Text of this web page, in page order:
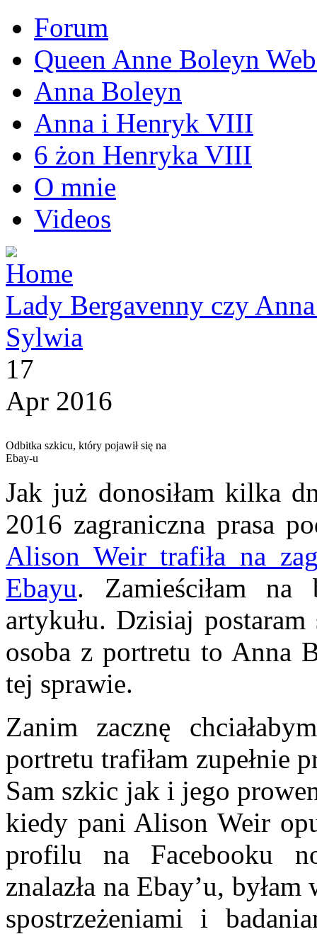
Forum
Queen Anne Boleyn
Anna Boleyn
Anna i Henryk VIII
6 żon Henryka VIII
O mnie
Videos
Lady Bergavenny czy
Sylwia
17
Apr 2016
Odbitka szkicu, który pojawił się na
Ebay-u
Jak już donosiłam kilka
2016 zagraniczna prasa
Alison Weir trafiła na
Ebayu. Zamieściłam
artykułu. Dzisiaj
osoba z portretu to Anna
tej sprawie.
Zanim zacznę
portretu trafiłam zupełnie
Sam szkic jak i jego
kiedy pani Alison Weir
profilu na Facebooku
znalazła na Ebay’u,
spostrzeżeniami i